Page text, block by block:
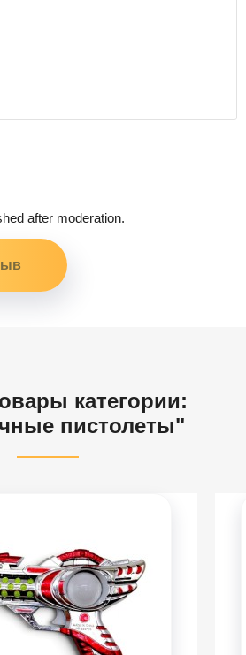
after moderation.
категории:
пистолеты"